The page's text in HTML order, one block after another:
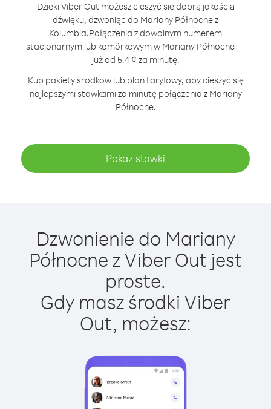
Dzięki Viber Out możesz cieszyć się dobrą jakością
dźwięku, dzwoniąc do Mariany Północne z
Kolumbia.Połączenia z dowolnym numerem
stacjonarnym lub komórkowym w Mariany Północne —
już od 5.4 ¢ za minutę.
Kup pakiety środków lub plan taryfowy, aby cieszyć się
najlepszymi stawkami za minutę połączenia z Mariany
Północne.
Pokaż stawki
Dzwonienie do Mariany
Północne z Viber Out jest
proste.
Gdy masz środki Viber
Out, możesz: